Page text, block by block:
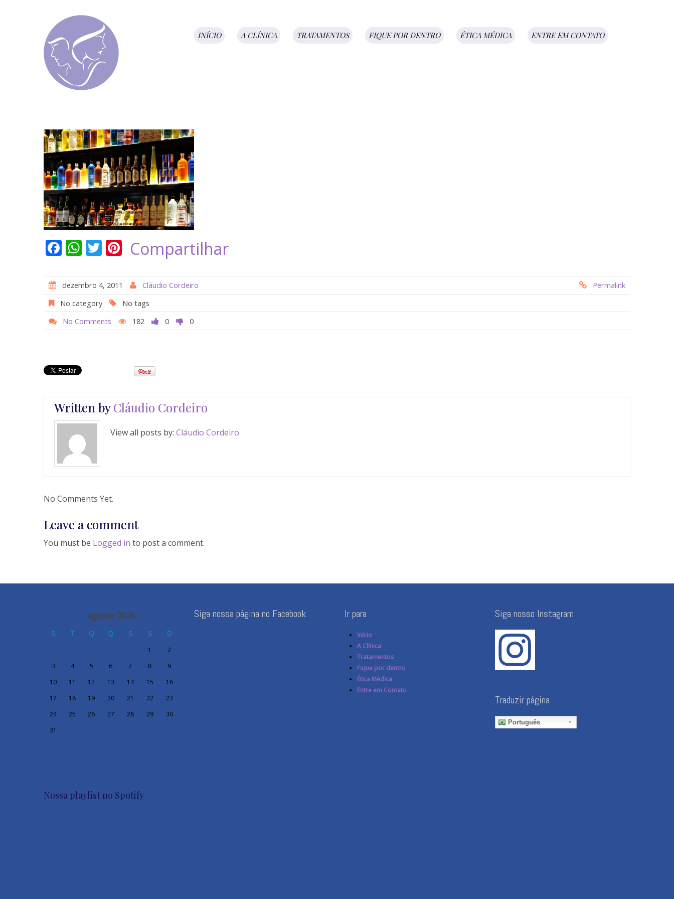
INÍCIO A CLÍNICA TRATAMENTOS FIQUE POR DENTRO ÉTICA MÉDICA ENTRE EM CONTATO
F
e
b
o
o
W
at
s
A
p
T
itt
er
Pi
er
e
st
Compartilhar
dezembro 4, 2011 Cláudio Cordeiro
Permalink
No category
No tags
No Comments
182 0 0
Written byCláudio Cordeiro
View all posts by: Cláudio Cordeiro
No Comments Yet.
Leave a comment
You must be Logged in to post a comment.
agosto 2026
S T Q Q S S D
1
2
3
4 5 6 7 8
9
10
11 12 13 14 15
16
17
18 19 20 21 22
23
24
25 26 27 28 29
30
31
Siga nossa página no Facebook Ir para
Início
A Clínica
Tratamentos
Fique por dentro
Ética Médica
Entre em Contato
Siga nosso Instagram
Traduzir página
Português
Nossa playlist no Spotify